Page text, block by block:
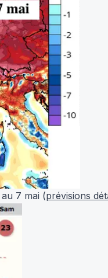
7 mai (prévisions